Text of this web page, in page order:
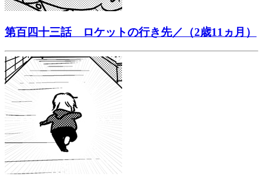
第百四十三話 ロケットの行き先／（2歳11ヵ月）